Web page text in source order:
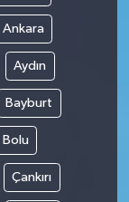
Ankara
Aydın
Bayburt
Bolu
Çankırı